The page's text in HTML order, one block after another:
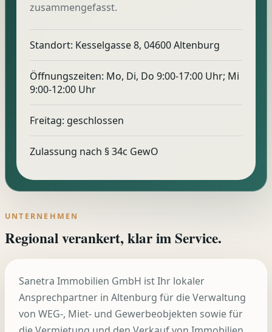
zusammengefasst.
Standort: Kesselgasse 8, 04600 Altenburg
Öffnungszeiten: Mo, Di, Do 9:00-17:00 Uhr; Mi
9:00-12:00 Uhr
Freitag: geschlossen
Zulassung nach § 34c GewO
UNTERNEHMEN
Regional verankert, klar im Service.
Sanetra Immobilien GmbH ist Ihr lokaler
Ansprechpartner in Altenburg für die Verwaltung
von WEG-, Miet- und Gewerbeobjekten sowie für